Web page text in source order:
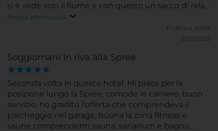
si è vede solo il fiume e con questo un sacco di relax.
La stanza era spettacolare e il personale
Mostra informazioni
Federica_ita89.
21/01/2025
Soggiornare in riva alla Spree
Seconda volta in questo hotel. Mi piace per la
posizione lungo la Spree, comode le camere, buon
servizio, ho gradito l'offerta che comprendeva il
parcheggio nel garage, buona la zona fitness e
saune comprendenti sauna, sanarium e bagno